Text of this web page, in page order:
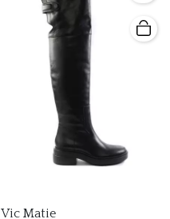
Vic Matie